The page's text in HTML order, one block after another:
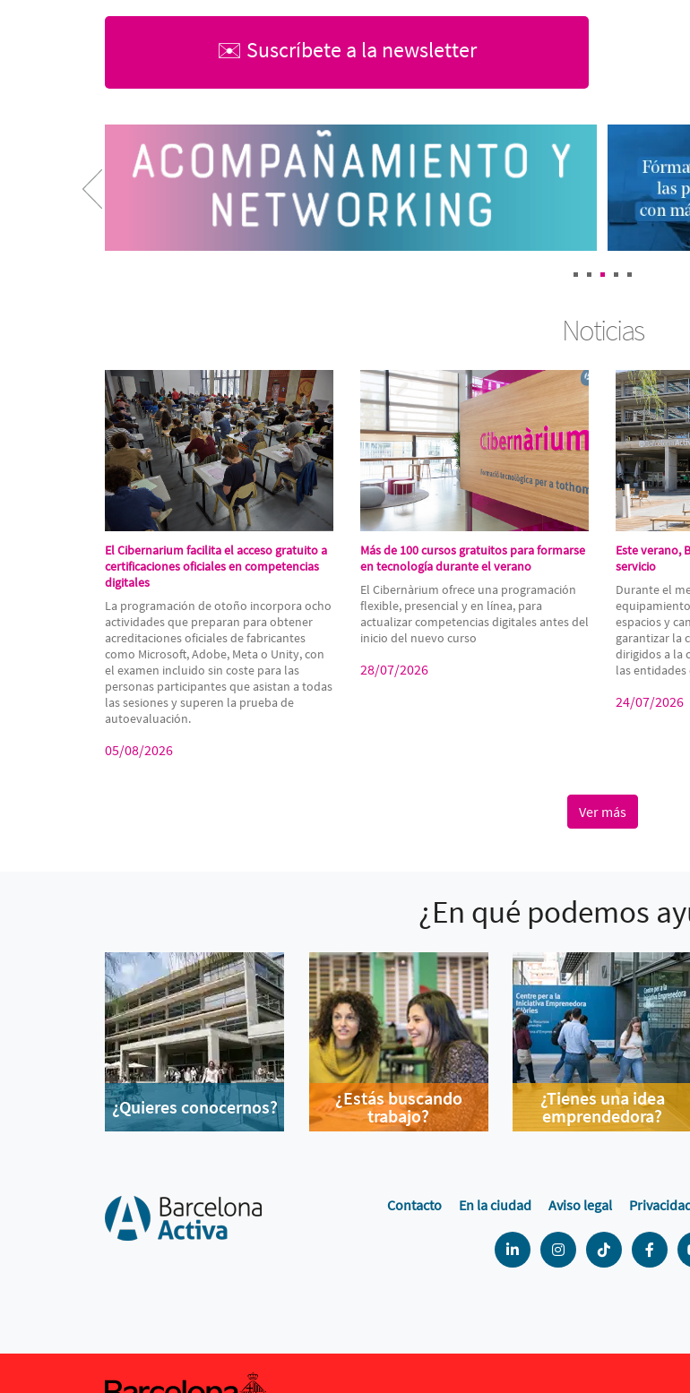
✉️ Suscríbete a la newsletter
Noticias
El Cibernarium facilita el acceso gratuito a
certificaciones oficiales en competencias
digitales
La programación de otoño incorpora ocho
actividades que preparan para obtener
acreditaciones oficiales de fabricantes
como Microsoft, Adobe, Meta o Unity, con
el examen incluido sin coste para las
personas participantes que asistan a todas
las sesiones y superen la prueba de
autoevaluación.
05/08/2026
Más de 100 cursos gratuitos para formarse
en tecnología durante el verano
El Cibernàrium ofrece una programación
flexible, presencial y en línea, para
actualizar competencias digitales antes del
inicio del nuevo curso
28/07/2026
Este verano,
servicio
Durante el
espacios y
garantizar la
dirigidos a la
las
24/07/2026
Ver más
¿En qué podemos
¿Quieres conocernos?
¿Estás buscando
trabajo?
¿Tienes una idea
emprendedora?
Contacto En la ciudad Aviso legal